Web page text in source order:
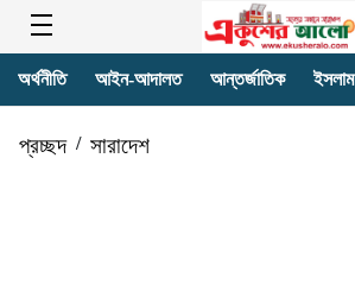
অর্থনীতি আইন-আদালত আন্তর্জাতিক ইসলাম
প্রচ্ছদ/ সারাদেশ